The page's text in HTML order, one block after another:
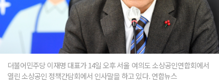
더불어민주당 이재명 대표가 14일 오후 서울 여의도 소상공인연합회에서
열린 소상공인 정책간담회에서 인사말을 하고 있다. 연합뉴스